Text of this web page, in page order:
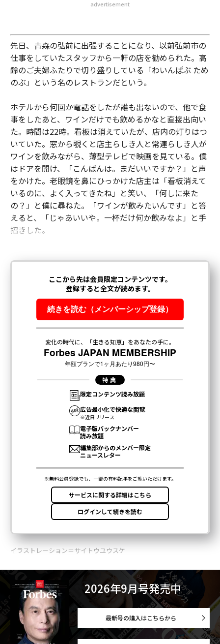
advertisement
先日、青森の弘前に出張することになり、以前弘前市の
仕事をしていたスタッフから一軒の店を勧められた。高
齢のご夫婦ふたりで切り盛りしている「わいんぱぶ ため
のぶ」という名のレストランだという。
ホテルから何回か電話をしたが誰も出ないので、他で食
事をしたあと、ワインだけでも飲めるかなと直接出向い
た。時間は22時。看板は消えていたが、店内の灯りはつ
いていた。窓から覗くと店主らしき人と常連らしき人が
ワインを飲みながら、薄型テレビで映画を見ている。僕
はドアを開け、「こんばんは。まだいいですか？」と声
をかけた。老眼鏡を鼻にひっかけた店主は「看板消えて
いるのに、よく入ってきたね」と笑い、「何しに来た
の？」と僕に尋ねた。「ワインが飲みたいんです」と答
えると、「じゃあいいや。一杯だけ何か飲みなよ」と手
招きした。
イラストレーション＝サイトウユウスケ
2026年9月号発売中
最新号の購入はこちらから